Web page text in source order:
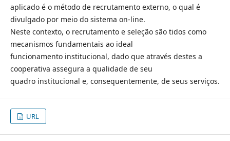
aplicado é o método de recrutamento externo, o qual é
divulgado por meio do sistema on-line.
Neste contexto, o recrutamento e seleção são tidos como
mecanismos fundamentais ao ideal
funcionamento institucional, dado que através destes a
cooperativa assegura a qualidade de seu
quadro institucional e, consequentemente, de seus serviços.
URL